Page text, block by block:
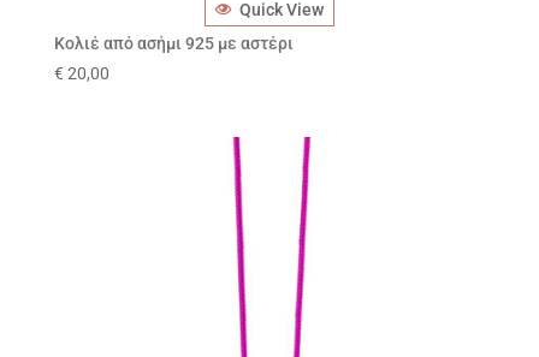
Quick View
Κολιέ από ασήμι 925 με αστέρι
€ 20,00